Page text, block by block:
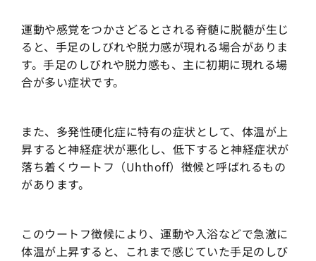
運動や感覚をつかさどるとされる脊髄に脱髄が生じ
ると、手足のしびれや脱力感が現れる場合がありま
す。手足のしびれや脱力感も、主に初期に現れる場
合が多い症状です。
また、多発性硬化症に特有の症状として、体温が上
昇すると神経症状が悪化し、低下すると神経症状が
落ち着くウートフ（Uhthoff）徴候と呼ばれるもの
があります。
このウートフ徴候により、運動や入浴などで急激に
体温が上昇すると、これまで感じていた手足のしび